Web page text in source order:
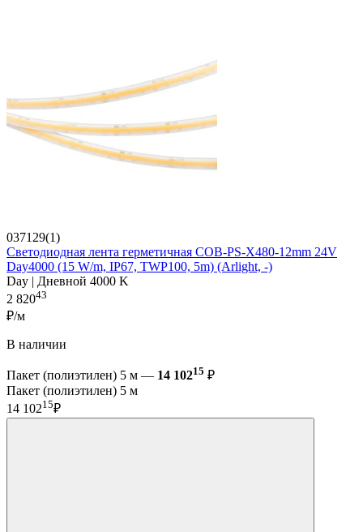
037129(1)
Светодиодная лента герметичная COB-PS-X480-12mm 24V
Day4000 (15 W/m, IP67, TWP100, 5m) (Arlight, -)
Day | Дневной 4000 K
2 82043
₽/м
В наличии
Пакет (полиэтилен) 5 м — 14 10215 ₽
Пакет (полиэтилен) 5 м
14 10215₽